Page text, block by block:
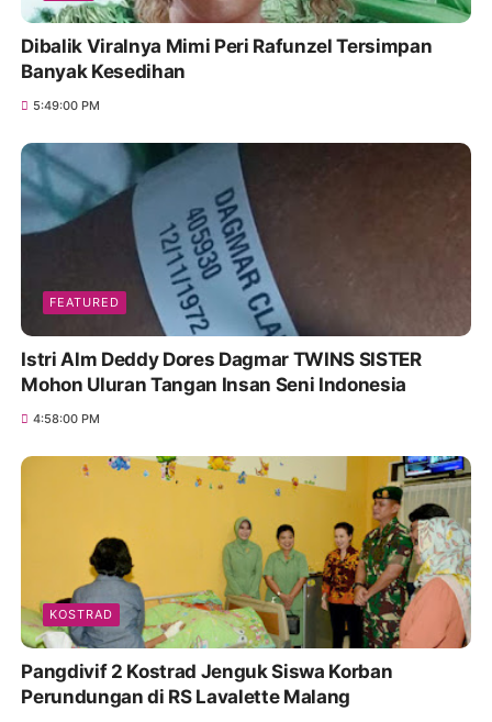
Dibalik Viralnya Mimi Peri Rafunzel Tersimpan
Banyak Kesedihan
5:49:00 PM
FEATURED
Istri Alm Deddy Dores Dagmar TWINS SISTER
Mohon Uluran Tangan Insan Seni Indonesia
4:58:00 PM
KOSTRAD
Pangdivif 2 Kostrad Jenguk Siswa Korban
Perundungan di RS Lavalette Malang